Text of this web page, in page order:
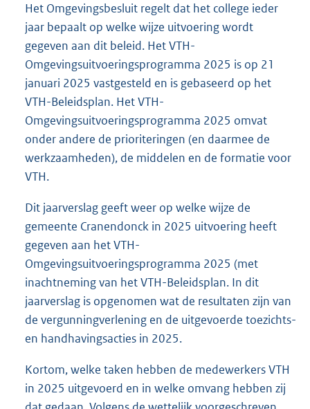
Het Omgevingsbesluit regelt dat het college ieder
jaar bepaalt op welke wijze uitvoering wordt
gegeven aan dit beleid. Het VTH-
Omgevingsuitvoeringsprogramma 2025 is op 21
januari 2025 vastgesteld en is gebaseerd op het
VTH-Beleidsplan. Het VTH-
Omgevingsuitvoeringsprogramma 2025 omvat
onder andere de prioriteringen (en daarmee de
werkzaamheden), de middelen en de formatie voor
VTH.
Dit jaarverslag geeft weer op welke wijze de
gemeente Cranendonck in 2025 uitvoering heeft
gegeven aan het VTH-
Omgevingsuitvoeringsprogramma 2025 (met
inachtneming van het VTH-Beleidsplan. In dit
jaarverslag is opgenomen wat de resultaten zijn van
de vergunningverlening en de uitgevoerde toezichts-
en handhavingsacties in 2025.
Kortom, welke taken hebben de medewerkers VTH
in 2025 uitgevoerd en in welke omvang hebben zij